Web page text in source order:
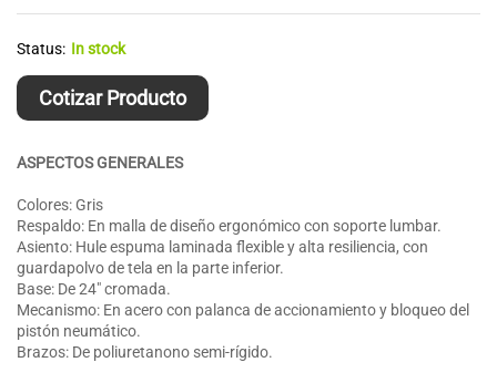
Status: In stock
Cotizar Producto
ASPECTOS GENERALES
Colores: Gris
Respaldo: En malla de diseño ergonómico con soporte lumbar.
Asiento: Hule espuma laminada flexible y alta resiliencia, con
guardapolvo de tela en la parte inferior.
Base: De 24″ cromada.
Mecanismo: En acero con palanca de accionamiento y bloqueo del
pistón neumático.
Brazos: De poliuretanono semi-rígido.